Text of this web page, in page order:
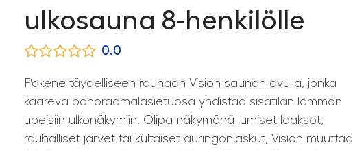
ulkosauna 8-henkilölle
0.0
Pakene täydelliseen rauhaan Vision-saunan avulla, jonka
kaareva panoraamalasietuosa yhdistää sisätilan lämmön
upeisiin ulkonäkymiin. Olipa näkymänä lumiset laaksot,
rauhalliset järvet tai kultaiset auringonlaskut, Vision muuttaa